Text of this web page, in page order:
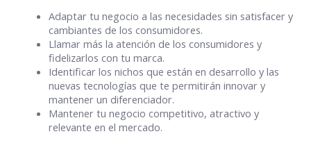
Adaptar tu negocio a las necesidades sin satisfacer y
cambiantes de los consumidores.
Llamar más la atención de los consumidores y
fidelizarlos con tu marca.
Identificar los nichos que están en desarrollo y las
nuevas tecnologías que te permitirán innovar y
mantener un diferenciador.
Mantener tu negocio competitivo, atractivo y
relevante en el mercado.